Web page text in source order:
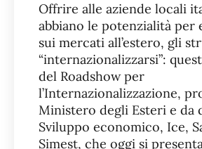
Offrire alle aziende locali
abbiano le potenzialità per
sui mercati all’estero, gli
“internazionalizzarsi”:
del Roadshow per
l’Internazionalizzazione,
Ministero degli Esteri e da
Sviluppo economico, Ice,
Simest, che oggi si